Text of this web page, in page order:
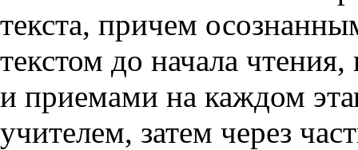
текста, причем
текстом до начала
и приемами на каждом
учителем, затем через